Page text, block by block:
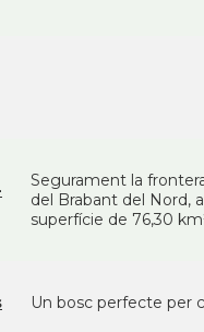
Segurament la
del Brabant del Nord,
superfície de 76,30
Un bosc perfecte per